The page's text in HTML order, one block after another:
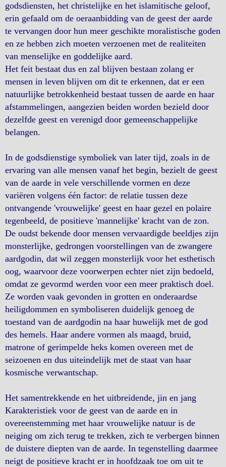
godsdiensten, het christelijke en het islamitische geloof,
erin gefaald om de oeraanbidding van de geest der aarde
te vervangen door hun meer geschikte moralistische goden
en ze hebben zich moeten verzoenen met de realiteiten
van menselijke en goddelijke aard.
Het feit bestaat dus en zal blijven bestaan zolang er
mensen in leven blijven om dit te erkennen, dat er een
natuurlijke betrokkenheid bestaat tussen de aarde en haar
afstammelingen, aangezien beiden worden bezield door
dezelfde geest en verenigd door gemeenschappelijke
belangen.
In de godsdienstige symboliek van later tijd, zoals in de
ervaring van alle mensen vanaf het begin, bezielt de geest
van de aarde in vele verschillende vormen en deze
variëren volgens één factor: de relatie tussen deze
ontvangende 'vrouwelijke' geest en haar gezel en polaire
tegenbeeld, de positieve 'mannelijke' kracht van de zon.
De oudst bekende door mensen vervaardigde beeldjes zijn
monsterlijke, gedrongen voorstellingen van de zwangere
aardgodin, dat wil zeggen monsterlijk voor het esthetisch
oog, waarvoor deze voorwerpen echter niet zijn bedoeld,
omdat ze gevormd werden voor een meer praktisch doel.
Ze worden vaak gevonden in grotten en onderaardse
heiligdommen en symboliseren duidelijk genoeg de
toestand van de aardgodin na haar huwelijk met de god
des hemels. Haar andere vormen als maagd, bruid,
matrone of gerimpelde heks komen overeen met de
seizoenen en dus uiteindelijk met de staat van haar
kosmische verwantschap.
Het samentrekkende en het uitbreidende, jin en jang
Karakteristiek voor de geest van de aarde en in
overeenstemming met haar vrouwelijke natuur is de
neiging om zich terug te trekken, zich te verbergen binnen
de duistere diepten van de aarde. In tegenstelling daarmee
neigt de positieve kracht er in hoofdzaak toe om uit te